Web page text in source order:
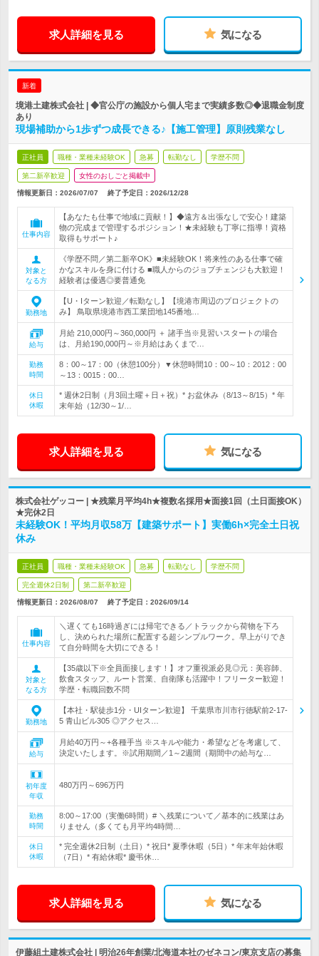
求人詳細を見る 気になる
新着
境港土建株式会社 | ◆官公庁の施設から個人宅まで実績多数◎◆退職金制度
あり
現場補助から1歩ずつ成長できる♪【施工管理】原則残業なし
正社員 職種・業種未経験OK 急募 転勤なし 学歴不問
第二新卒歓迎 女性のおしごと掲載中
情報更新日：2026/07/07 終了予定日： 2026/12/28
仕事内容
【あなたも仕事で地域に貢献！】◆遠方＆出張なしで安心！建築
物の完成まで管理するポジション！★未経験も丁寧に指導！資格
取得もサポート♪
対象と
なる方
《学歴不問／第二新卒OK》■未経験OK！将来性のある仕事で確
かなスキルを身に付ける ■職人からのジョブチェンジも大歓迎！
経験者は優遇◎要普通免
勤務地
【U・Iターン歓迎／転勤なし】【境港市周辺のプロジェクトの
み】 鳥取県境港市西工業団地145番地…
給与
月給 210,000円～360,000円 ＋ 諸手当※見習いスタートの場合
は、月給190,000円～※月給はあくまで…
勤務
時間
8：00～17：00（休憩100分）▼休憩時間10：00～10：2012：00
～13：0015：00…
休日
休暇
* 週休2日制（月3回土曜＋日＋祝）* お盆休み（8/13～8/15）* 年
末年始（12/30～1/…
求人詳細を見る 気になる
株式会社ゲッコー | ★残業月平均4h★複数名採用★面接1回（土日面接OK）
★完休2日
未経験OK！平均月収58万【建築サポート】実働6h×完全土日祝
休み
正社員 職種・業種未経験OK 急募 転勤なし 学歴不問
完全週休2日制 第二新卒歓迎
情報更新日：2026/08/07 終了予定日： 2026/09/14
仕事内容
＼遅くても16時過ぎには帰宅できる／トラックから荷物を下ろ
し、決められた場所に配置する超シンプルワーク。早上がりでき
て自分時間を大切にできる！
対象と
なる方
【35歳以下※全員面接します！】オフ重視派必見◎元：美容師、
飲食スタッフ、ルート営業、自衛隊も活躍中！フリーター歓迎！
学歴・転職回数不問
勤務地
【本社・駅徒歩1分・UIターン歓迎】 千葉県市川市行徳駅前2-17-
5 青山ビル305 ◎アクセス…
給与
月給40万円～+各種手当 ※スキルや能力・希望などを考慮して、
決定いたします。※試用期間／1～2週間（期間中の給与な…
初年度
年収
480万円～696万円
勤務
時間
8:00～17:00（実働6時間）# ＼残業について／基本的に残業はあ
りません（多くても月平均4時間…
休日
休暇
* 完全週休2日制（土日）* 祝日* 夏季休暇（5日）* 年末年始休暇
（7日）* 有給休暇* 慶弔休…
求人詳細を見る 気になる
伊藤組土建株式会社 | 明治26年創業/北海道本社のゼネコン/東京支店の募集